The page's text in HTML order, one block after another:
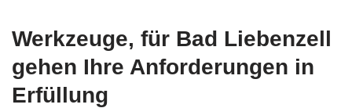
Werkzeuge, für Bad Liebenzell
gehen Ihre Anforderungen in
Erfüllung